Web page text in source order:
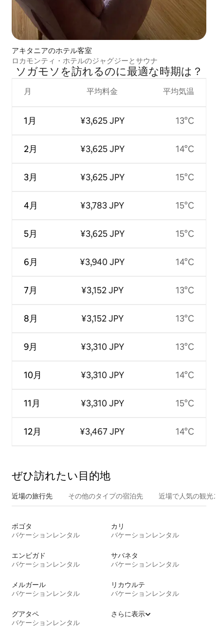
アキタニアのホテル客室
ロカモンティ・ホテルのジャグジーとサウナ
ソガモソを訪⁠れ⁠るの⁠に最⁠適⁠な時⁠期⁠は⁠？
月
1月
2月
3月
4月
5月
6月
7月
8月
9月
10月
11月
12月
平均料金
¥3,625 JPY
¥3,625 JPY
¥3,625 JPY
¥3,783 JPY
¥3,625 JPY
¥3,940 JPY
¥3,152 JPY
¥3,152 JPY
¥3,310 JPY
¥3,310 JPY
¥3,310 JPY
¥3,467 JPY
平均気温
13°C
14°C
15°C
15°C
15°C
14°C
13°C
13°C
13°C
14°C
15°C
14°C
ぜひ訪⁠れ⁠た⁠い目⁠的⁠地
近場の旅行先 その他のタ⁠イ⁠プ⁠の宿⁠泊⁠先 近場で人気の観光
ボゴタ
バケーションレンタル
カリ
バケーションレンタル
エンビガド
バケーションレンタル
サバネタ
バケーションレンタル
メルガール
バケーションレンタル
リカウルテ
バケーションレンタル
グアタペ
バケーションレンタル
さらに表示